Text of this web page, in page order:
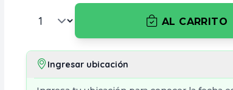
AL CARRITO
Ingresar ubicación